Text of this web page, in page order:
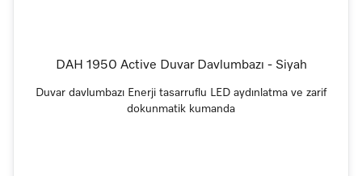
DAH 1950 Active Duvar Davlumbazı - Siyah
Duvar davlumbazı Enerji tasarruflu LED aydınlatma ve zarif
dokunmatik kumanda